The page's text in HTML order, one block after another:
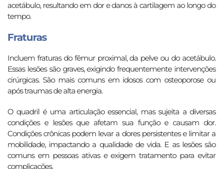
acetábulo, resultando em dor e danos à cartilagem ao longo do
tempo.
Fraturas
Incluem fraturas do fêmur proximal, da pelve ou do acetábulo.
Essas lesões são graves, exigindo frequentemente intervenções
cirúrgicas. São mais comuns em idosos com osteoporose ou
após traumas de alta energia.
O quadril é uma articulação essencial, mas sujeita a diversas
condições e lesões que afetam sua função e causam dor.
Condições crônicas podem levar a dores persistentes e limitar a
mobilidade, impactando a qualidade de vida. E as lesões são
comuns em pessoas ativas e exigem tratamento para evitar
complicações.